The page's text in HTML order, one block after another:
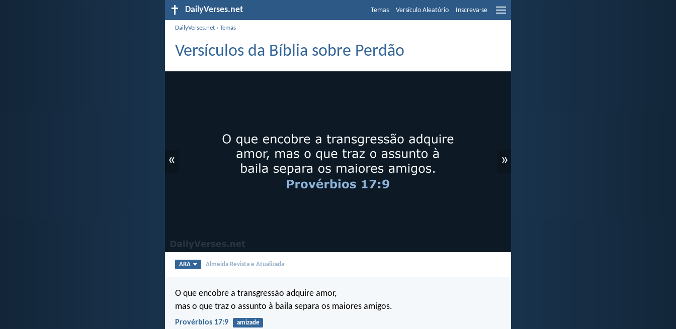
DailyVerses.net Temas Versículo Aleatório Inscreva-se
DailyVerses.net ›Temas
Versículos da Bíblia sobre Perdão
« »
ARA Almeida Revista e Atualizada
O que encobre a transgressão adquire amor,
mas o que traz o assunto à baila separa os maiores amigos.
Provérbios 17:9 amizade